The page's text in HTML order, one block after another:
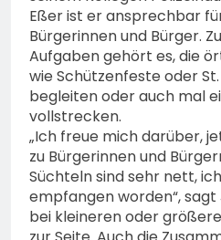
Eßer ist er ansprechbar
Bürgerinnen und Bürger.
Aufgaben gehört es, die
wie Schützenfeste oder
begleiten oder auch mal
vollstrecken.
„Ich freue mich darüber,
zu Bürgerinnen und
Süchteln sind sehr nett,
empfangen worden“,
bei kleineren oder